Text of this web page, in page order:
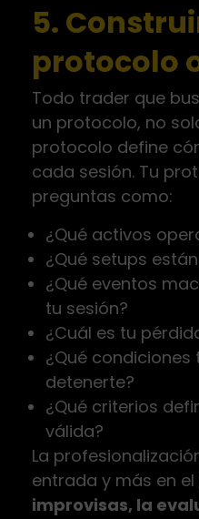
5.
protocolo
Todo trader que
un protocolo, no
protocolo define
cada sesión. Tu
preguntas como:
¿Qué activos
¿Qué setups
¿Qué eventos
tu sesión?
¿Cuál es tu
¿Qué condiciones
detenerte?
¿Qué criterios
válida?
La
entrada y más en
improvisas, la